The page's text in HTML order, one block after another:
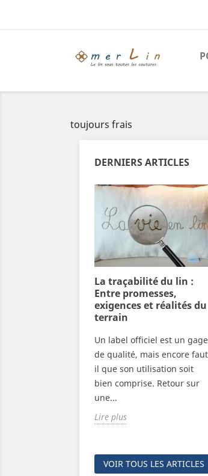
toujours frais
DERNIERS ARTICLES
La traçabilité du lin :
Entre promesses,
exigences et réalités du
terrain
Un label officiel est un gage
de qualité, mais encore
il que son utilisation soit
bien comprise. Retour sur
une...
Lire plus
VOIR TOUS LES ARTICLES